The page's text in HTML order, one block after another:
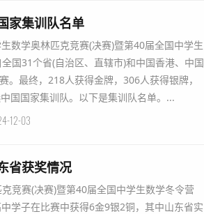
家集训队名单
数学奥林匹克竞赛(决赛)暨第40届全国中学生
国31个省(自治区、直辖市)和中国香港、中国
最终，218人获得金牌，306人获得银牌，
国国家集训队。以下是集训队名单。...
12-03
省获奖情况
竞赛(决赛)暨第40届全国中学生数学冬令营
学子在比赛中获得6金9银2铜，其中山东省实